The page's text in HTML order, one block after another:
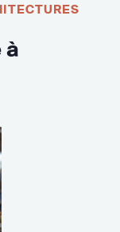
à